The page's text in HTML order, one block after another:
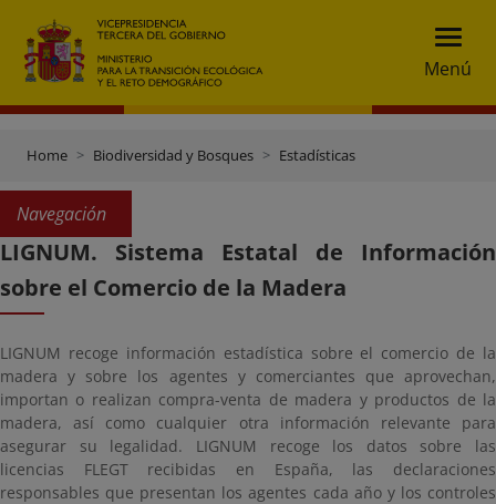
Menú
Home Biodiversidad y Bosques Estadísticas
Navegación
LIGNUM. Sistema Estatal de Información
sobre el Comercio de la Madera
LIGNUM recoge información estadística sobre el comercio de la
madera y sobre los agentes y comerciantes que aprovechan,
importan o realizan compra-venta de madera y productos de la
madera, así como cualquier otra información relevante para
asegurar su legalidad. LIGNUM recoge los datos sobre las
licencias FLEGT recibidas en España, las declaraciones
responsables que presentan los agentes cada año y los controles